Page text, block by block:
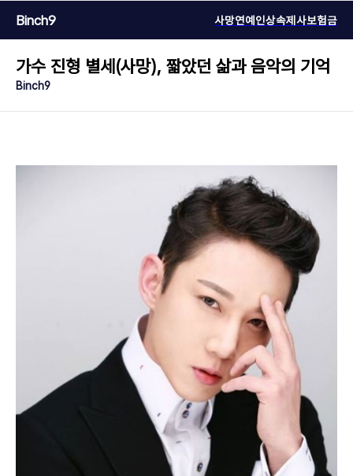
Binch9 사망연예인상속제사보험금
가수 진형 별세(사망), 짧았던 삶과 음악의 기억
Binch9